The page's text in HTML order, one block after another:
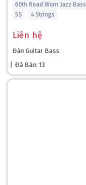
60th Road Worn Jazz Bass
SS
4 Strings
Liên hệ
Đàn Guitar Bass
Đã Bán: 13